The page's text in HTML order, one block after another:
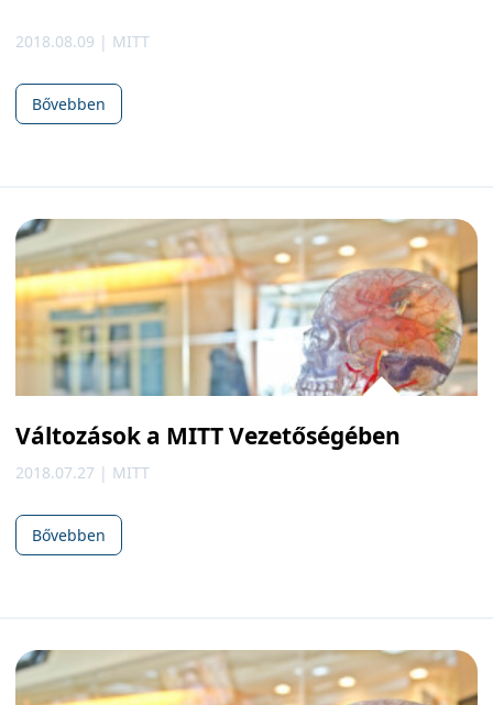
2018.08.09 | MITT
Bővebben
Változások a MITT Vezetőségében
2018.07.27 | MITT
Bővebben